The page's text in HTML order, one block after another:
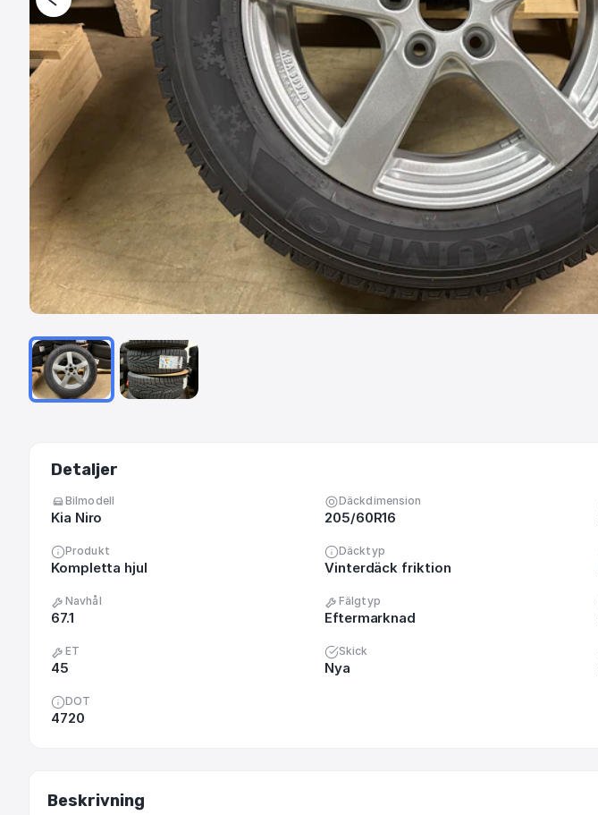
Detaljer
Bilmodell
Kia Niro
Däckdimension
205/60R16
Produkt
Kompletta hjul
Däcktyp
Vinterdäck friktion
Navhål
67.1
Fälgtyp
Eftermarknad
ET
45
Skick
Nya
DOT
4720
Beskrivning